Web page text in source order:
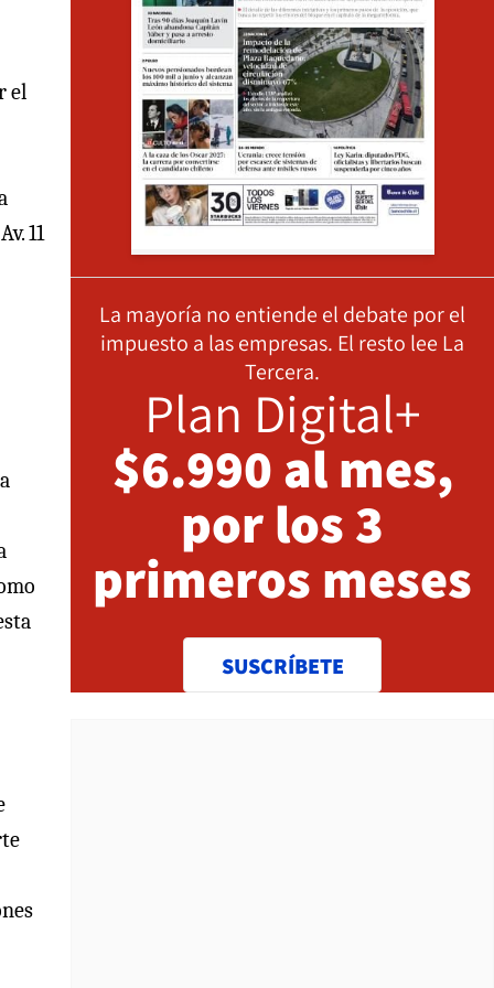
el
11
La mayoría no entiende el debate por el
impuesto a las empresas. El resto lee La
Tercera.
Plan Digital+
$6.990 al mes,
por los 3
primeros meses
SUSCRÍBETE